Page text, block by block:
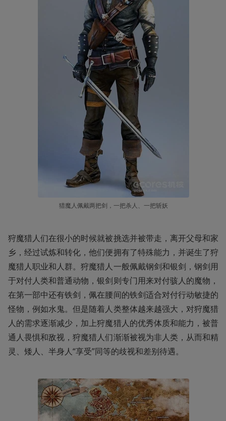
猎魔人佩戴两把剑，一把杀人、一把斩妖
狩魔猎人们在很小的时候就被挑选并被带走，离开父母和家
乡，经过试炼和转化，他们便拥有了特殊能力，并诞生了狩
魔猎人职业和人群。狩魔猎人一般佩戴钢剑和银剑，钢剑用
于对付人类和普通动物，银剑则专门用来对付骇人的魔物，
在第一部中还有铁剑，佩在腰间的铁剑适合对付行动敏捷的
怪物，例如水鬼。但是随着人类整体越来越强大，对狩魔猎
人的需求逐渐减少，加上狩魔猎人的优秀体质和能力，被普
通人畏惧和敌视，狩魔猎人们渐渐被视为非人类，从而和精
灵、矮人、半身人“享受”同等的歧视和差别待遇。